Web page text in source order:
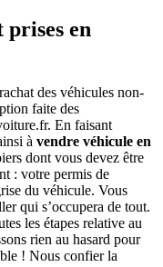
prises en
des véhicules non-
faite des
En faisant
à vendre véhicule en
dont vous devez être
: votre permis de
du véhicule. Vous
qui s’occupera de tout.
les étapes relative au
rien au hasard pour
! Nous confier la